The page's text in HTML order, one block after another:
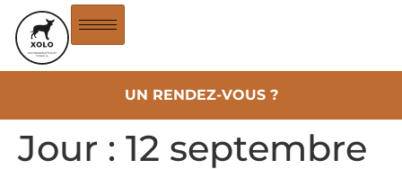
UN RENDEZ-VOUS ?
Jour : 12 septembre